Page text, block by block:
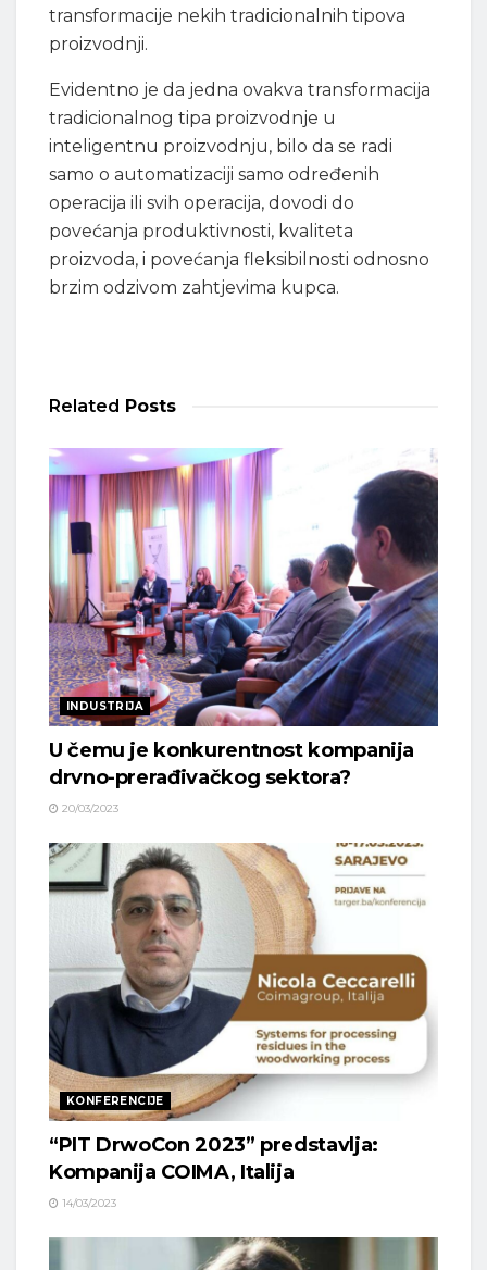
transformacije nekih tradicionalnih tipova
proizvodnji.
Evidentno je da jedna ovakva transformacija
tradicionalnog tipa proizvodnje u
inteligentnu proizvodnju, bilo da se radi
samo o automatizaciji samo određenih
operacija ili svih operacija, dovodi do
povećanja produktivnosti, kvaliteta
proizvoda, i povećanja fleksibilnosti odnosno
brzim odzivom zahtjevima kupca.
Related Posts
INDUSTRIJA
U čemu je konkurentnost kompanija
drvno-prerađivačkog sektora?
20/03/2023
KONFERENCIJE
“PIT DrwoCon 2023” predstavlja:
Kompanija COIMA, Italija
14/03/2023